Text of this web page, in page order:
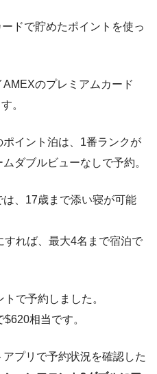
ドで貯めたポイントを使っ
のプレミアムカード
。
イント泊は、1番ランクが
ダブルビューなしで予約。
、17歳まで添い寝が可能
すれば、最大4名まで宿泊で
で予約しました。
相当です。
プリで予約状況を確認した